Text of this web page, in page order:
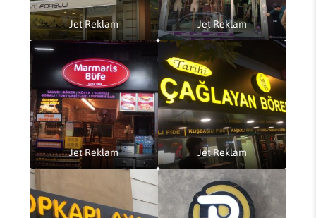
Jet Reklam Jet Reklam
Jet Reklam Jet Reklam